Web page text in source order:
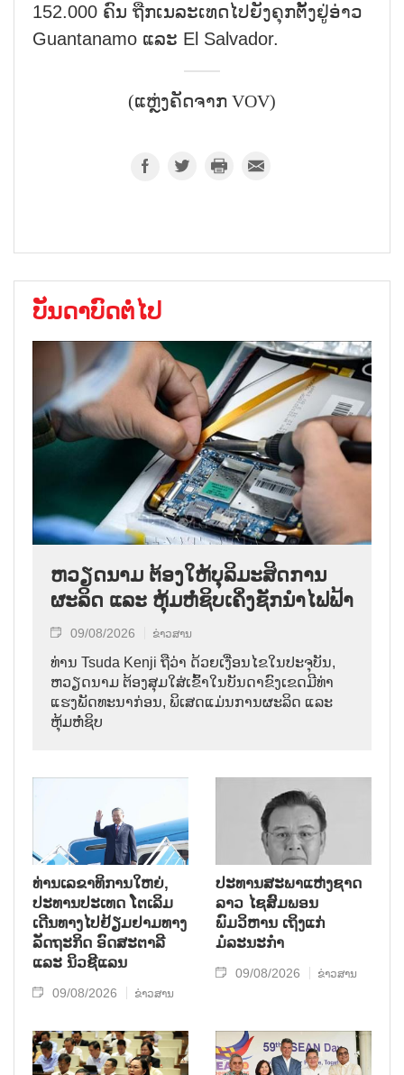
152.000 ຄົນ ຖືກເນລະເທດໄປຍັງຄຸກຕັ້ງຢູ່ອ່າວ
Guantanamo ແລະ El Salvador.
(ແຫຼ່ງຄັດຈາກ VOV)
ບັນດາບົດຕໍ່ໄປ
ຫວຽດນາມ ຕ້ອງໃຫ້ບຸລິມະສິດການ
ຜະລິດ ແລະ ຫຸ້ມຫໍ່ຊິບເຄິ່ງຊັກນຳໄຟຟ້າ
09/08/2026 ຂ່າວສານ
ທ່ານ Tsuda Kenji ຖືວ່າ ດ້ວຍເງື່ອນໄຂໃນປະຈຸບັນ,
ຫວຽດນາມ ຕ້ອງສຸມໃສ່ເຂົ້າໃນບັນດາຂົງເຂດມີທ່າ
ແຮງພັດທະນາກ່ອນ, ພິເສດແມ່ນການຜະລິດ ແລະ
ຫຸ້ມຫໍ່ຊິບ
ທ່ານເລຂາທິການໃຫຍ່,
ປະທານປະເທດ ໂຕເລິມ
ເດີນທາງໄປຢ້ຽມຢາມທາງ
ລັດຖະກິດ ອົດສະຕາລີ
ແລະ ນິວຊີແລນ
09/08/2026 ຂ່າວສານ
ປະທານສະພາແຫ່ງຊາດ
ລາວ ໄຊສົມພອນ
ພົມວິຫານ ເຖິງແກ່
ມໍລະນະກຳ
09/08/2026 ຂ່າວສານ